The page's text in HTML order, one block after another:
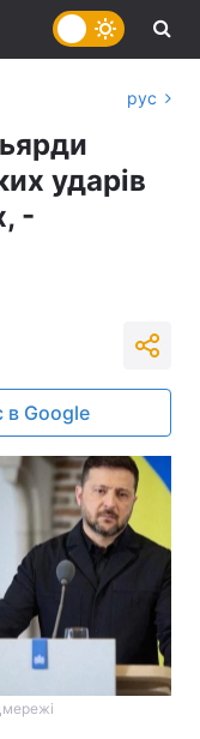
рус
ударів
-
в Google